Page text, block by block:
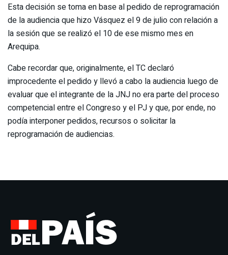
Esta decisión se toma en base al pedido de reprogramación
de la audiencia que hizo Vásquez el 9 de julio con relación a
la sesión que se realizó el 10 de ese mismo mes en
Arequipa.
Cabe recordar que, originalmente, el TC declaró
improcedente el pedido y llevó a cabo la audiencia luego de
evaluar que el integrante de la JNJ no era parte del proceso
competencial entre el Congreso y el PJ y que, por ende, no
podía interponer pedidos, recursos o solicitar la
reprogramación de audiencias.